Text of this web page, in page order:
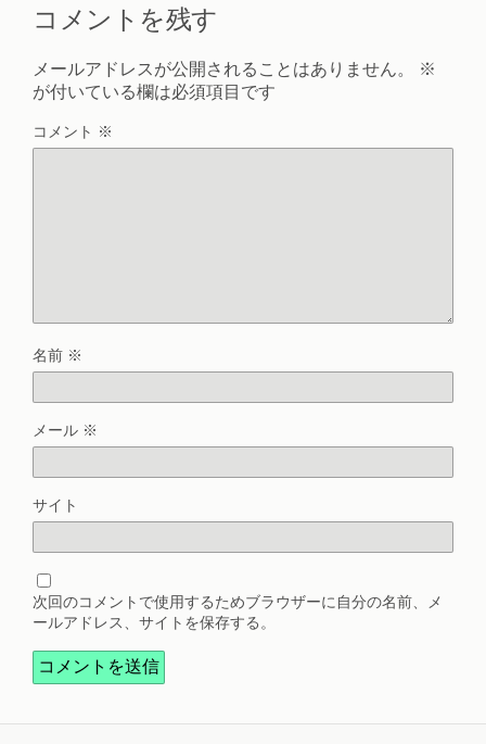
コメントを残す
メールアドレスが公開されることはありません。
※
が付いている欄は必須項目です
コメント ※
名前 ※
メール ※
サイト
次回のコメントで使用するためブラウザーに自分の名前、メ
ールアドレス、サイトを保存する。